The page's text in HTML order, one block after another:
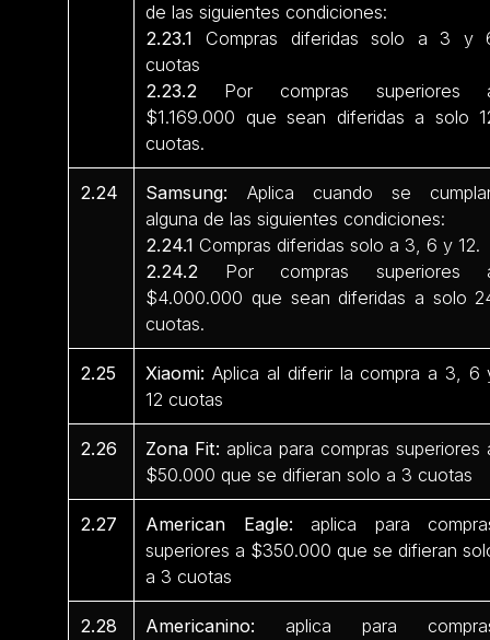
de las siguientes condiciones:
2.23.1 Compras diferidas solo a 3 y
cuotas
2.23.2 Por compras superiores
$1.169.000 que sean diferidas a solo
cuotas.
2.24 Samsung: Aplica cuando se
alguna de las siguientes condiciones:
2.24.1 Compras diferidas solo a 3, 6 y 12.
2.24.2 Por compras superiores
$4.000.000 que sean diferidas a solo
cuotas.
2.25 Xiaomi:Aplica al diferir la compra a 3, 6
12 cuotas
2.26 Zona Fit: aplica para compras superiores
$50.000 que se difieran solo a 3 cuotas
2.27 American Eagle: aplica para
superiores a $350.000 que se difieran
a 3 cuotas
2.28 Americanino: aplica para